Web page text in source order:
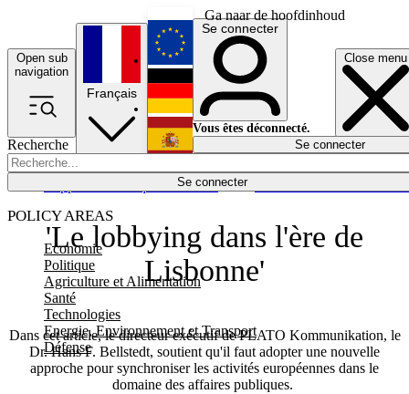
Ga naar de hoofdinhoud
Open sub
navigation
Close menu
Recherche
Se connecter
POLICY AREAS
Economie
Politique
Agriculture et Alimentation
Santé
Technologies
Energie, Environnement et Transport
Défense
Économie
Français
English
Deutsch
Español
Se connecter
Vous êtes déconnecté.
Se connecter
'Le lobbying dans l'ère de
Lisbonne'
Dans cet article, le directeur exécutif de PLATO Kommunikation, le
Dr. Hans F. Bellstedt, soutient qu'il faut adopter une nouvelle
approche pour synchroniser les activités européennes dans le
domaine des affaires publiques.